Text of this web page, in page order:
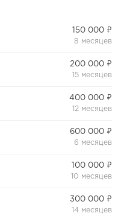
150 000 ₽
8 месяцев
200 000 ₽
15 месяцев
400 000 ₽
12 месяцев
600 000 ₽
6 месяцев
100 000 ₽
10 месяцев
300 000 ₽
14 месяцев